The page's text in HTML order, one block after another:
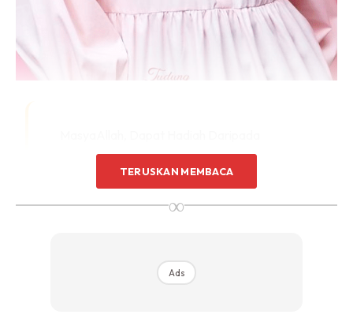
Permaisuri Tercinta.
TERUSKAN MEMBACA
∞
Ads